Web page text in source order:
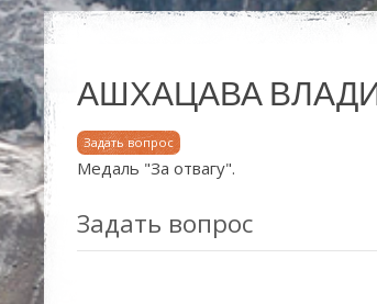
АШХАЦАВА
Задать вопрос
Медаль "За отвагу".
Задать вопрос